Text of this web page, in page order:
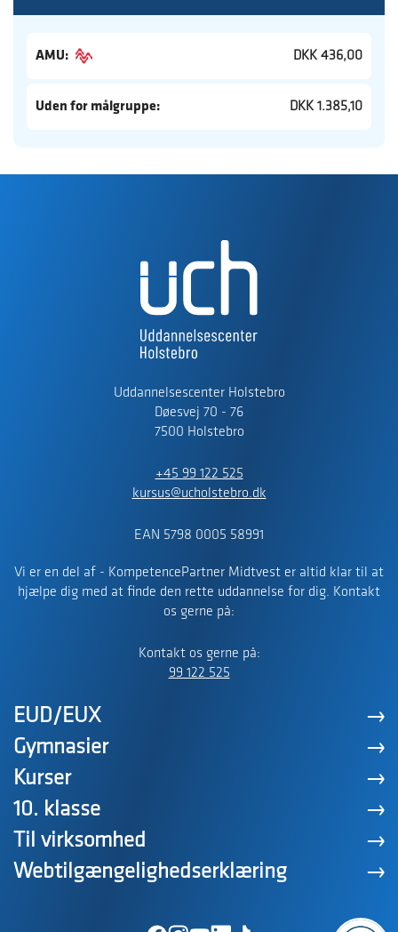
AMU: DKK 436,00
Uden for målgruppe: DKK 1.385,10
Uddannelsescenter Holstebro
Døesvej 70 - 76
7500 Holstebro
+45 99 122 525
kursus@ucholstebro.dk
EAN 5798 0005 58991
Vi er en del af - KompetencePartner Midtvest er altid klar til at
hjælpe dig med at finde den rette uddannelse for dig. Kontakt
os gerne på:
Kontakt os gerne på:
99 122 525
EUD/EUX
Gymnasier
Kurser
10. klasse
Til virksomhed
Webtilgængelighedserklæring